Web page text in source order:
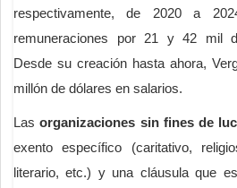
respectivamente, de 2020 a
remuneraciones por 21 y 42 mil
Desde su creación hasta ahora,
millón de dólares en salarios.
Lasorganizaciones sin fines de
exento específico (caritativo,
literario, etc.) y una cláusula que